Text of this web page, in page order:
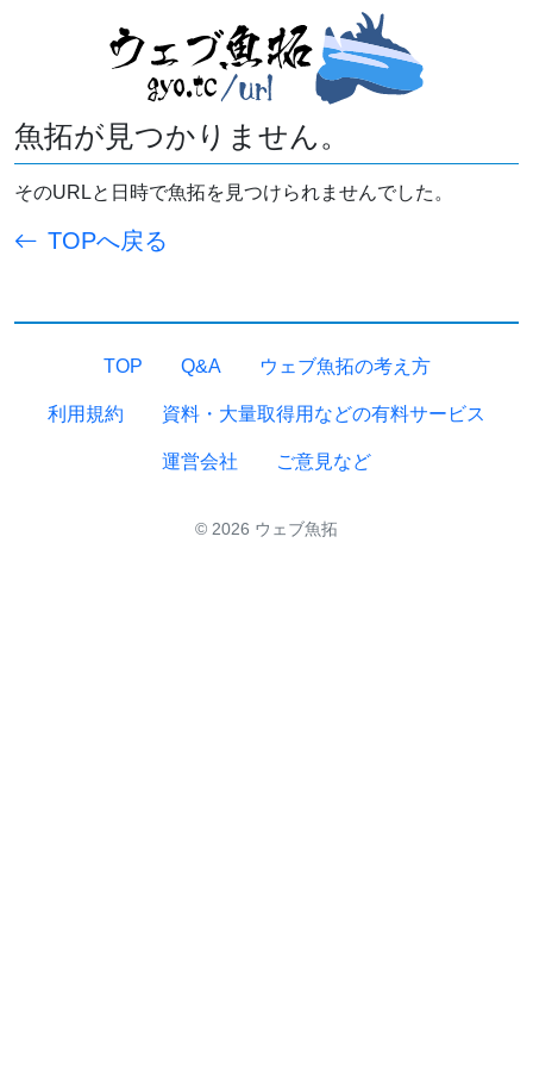
魚拓が見つかりません。
そのURLと日時で魚拓を見つけられませんでした。
TOPへ戻る
TOP Q&A ウェブ魚拓の考え方
利用規約 資料・大量取得用などの有料サービス
運営会社 ご意見など
© 2026 ウェブ魚拓